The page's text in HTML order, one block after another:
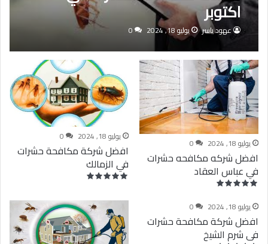
اكتوبر
عهود ياسر يوليو 18, 2024 0
يوليو 18, 2024 0
افضل شركه مكافحه حشرات
في عباس العقاد
يوليو 18, 2024 0
افضل شركة مكافحة حشرات
في الزمالك
يوليو 18, 2024 0
افضل شركة مكافحة حشرات
فى شرم الشيخ